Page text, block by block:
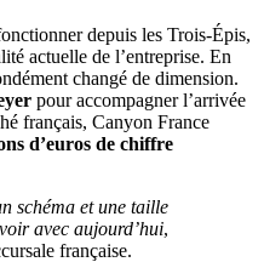
depuis les Trois-Épis,
actuelle de l’entreprise. En
changé de dimension.
pour accompagner l’arrivée
français, Canyon France
d’euros de chiffre
schéma et une taille
avec aujourd’hui,
française.